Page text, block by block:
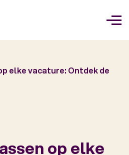
elke vacature: Ontdek de
op elke